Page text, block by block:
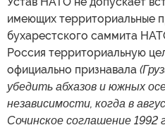
имеющих территориальные
бухарестского саммита
Россия территориальную
официально признавала
убедить абхазов и южных
независимости, когда в
Сочинское соглашение